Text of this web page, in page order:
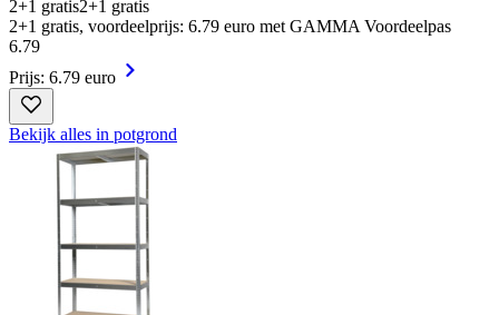
2+1 gratis2+1 gratis
2+1 gratis, voordeelprijs: 6.79 euro met GAMMA Voordeelpas
6.79
Prijs: 6.79 euro
Bekijk alles in potgrond